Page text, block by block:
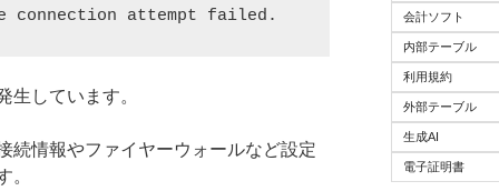
connection attempt failed.
生しています。
続情報やファイヤーウォールなど設定
。
会計ソフト
内部テーブル
利用規約
外部テーブル
生成AI
電子証明書